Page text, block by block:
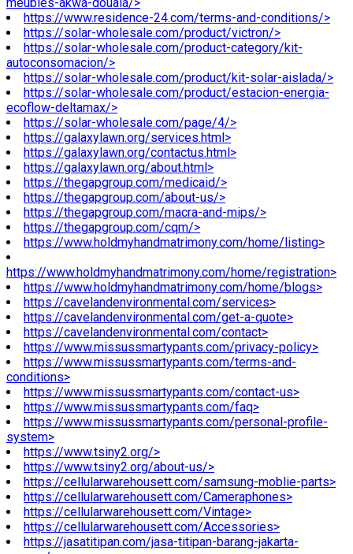
https://www.residence-24.com/terms-and-conditions/>
https://solar-wholesale.com/product/victron/>
https://solar-wholesale.com/product-category/kit-
autoconsomacion/>
https://solar-wholesale.com/product/kit-solar-aislada/>
https://solar-wholesale.com/product/estacion-energia-
ecoflow-deltamax/>
https://solar-wholesale.com/page/4/>
https://galaxylawn.org/services.html>
https://galaxylawn.org/contactus.html>
https://galaxylawn.org/about.html>
https://thegapgroup.com/medicaid/>
https://thegapgroup.com/about-us/>
https://thegapgroup.com/macra-and-mips/>
https://thegapgroup.com/cqm/>
https://www.holdmyhandmatrimony.com/home/listing>
https://www.holdmyhandmatrimony.com/home/registration>
https://www.holdmyhandmatrimony.com/home/blogs>
https://cavelandenvironmental.com/services>
https://cavelandenvironmental.com/get-a-quote>
https://cavelandenvironmental.com/contact>
https://www.missussmartypants.com/privacy-policy>
https://www.missussmartypants.com/terms-and-
conditions>
https://www.missussmartypants.com/contact-us>
https://www.missussmartypants.com/faq>
https://www.missussmartypants.com/personal-profile-
system>
https://www.tsiny2.org/>
https://www.tsiny2.org/about-us/>
https://cellularwarehousett.com/samsung-moblie-parts>
https://cellularwarehousett.com/Cameraphones>
https://cellularwarehousett.com/Vintage>
https://cellularwarehousett.com/Accessories>
https://jasatitipan.com/jasa-titipan-barang-jakarta-